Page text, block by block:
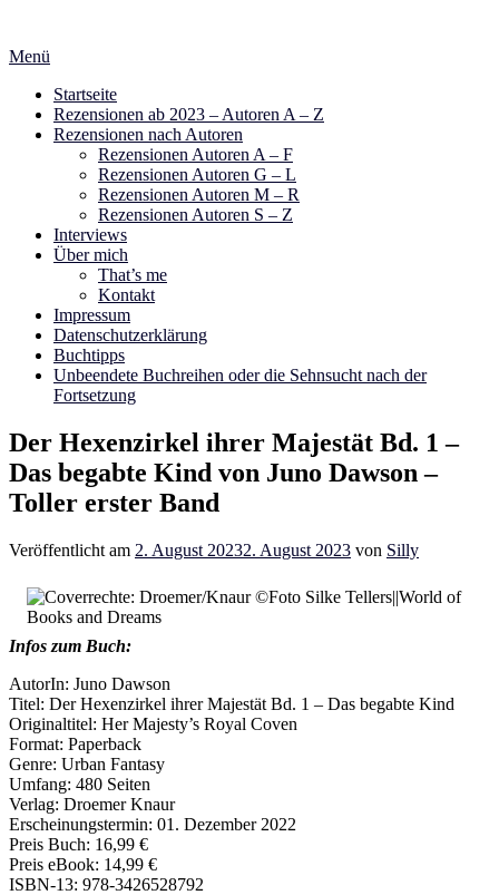
springen
Menü
Startseite
Rezensionen ab 2023 – Autoren A – Z
Rezensionen nach Autoren
Rezensionen Autoren A – F
Rezensionen Autoren G – L
Rezensionen Autoren M – R
Rezensionen Autoren S – Z
Interviews
Über mich
That’s me
Kontakt
Impressum
Datenschutzerklärung
Buchtipps
Unbeendete Buchreihen oder die Sehnsucht nach der
Fortsetzung
Der Hexenzirkel ihrer Majestät Bd. 1 –
Das begabte Kind von Juno Dawson –
Toller erster Band
Veröffentlicht am 2. August 20232. August 2023 von Silly
Infos zum Buch:
AutorIn: Juno Dawson
Titel: Der Hexenzirkel ihrer Majestät Bd. 1 – Das begabte Kind
Originaltitel: Her Majesty’s Royal Coven
Format: Paperback
Genre: Urban Fantasy
Umfang: 480 Seiten
Verlag: Droemer Knaur
Erscheinungstermin: 01. Dezember 2022
Preis Buch: 16,99 €
Preis eBook: 14,99 €
ISBN-13: 978-3426528792